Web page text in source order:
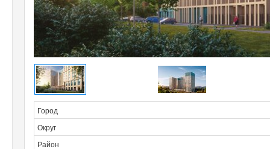
Город
Округ
Район